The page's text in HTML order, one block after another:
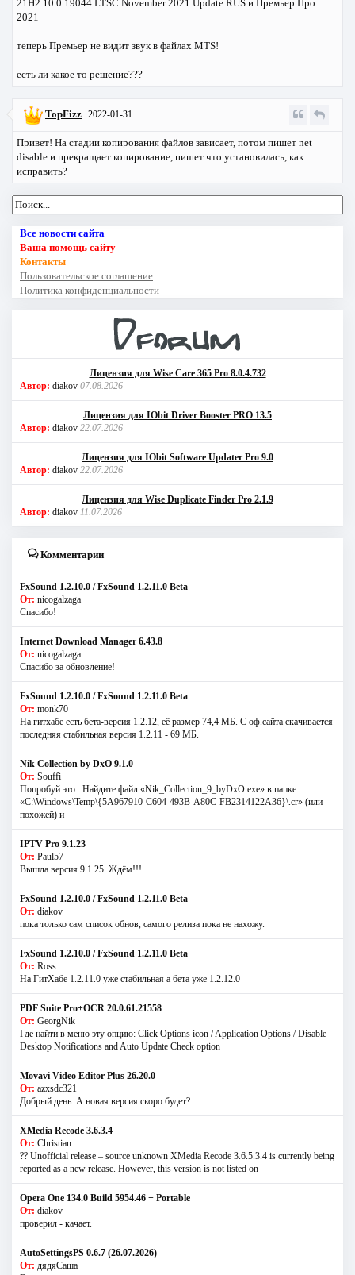
21H2 10.0.19044 LTSC November 2021 Update RUS и Премьер Про
2021
теперь Премьер не видит звук в файлах MTS!
есть ли какое то решение???
TopFizz 2022-01-31
Привет! На стадии копирования файлов зависает, потом пишет net
disable и прекращает копирование, пишет что установилась, как
исправить?
Все новости сайта
Ваша помощь сайту
Контакты
Пользовательское соглашение
Политика конфиденциальности
Лицензия для Wise Care 365 Pro 8.0.4.732
Автор: diakov 07.08.2026
Лицензия для IObit Driver Booster PRO 13.5
Автор: diakov 22.07.2026
Лицензия для IObit Software Updater Pro 9.0
Автор: diakov 22.07.2026
Лицензия для Wise Duplicate Finder Pro 2.1.9
Автор: diakov 11.07.2026
Комментарии
FxSound 1.2.10.0 / FxSound 1.2.11.0 Beta
От: nicogalzaga
Спасибо!
Internet Download Manager 6.43.8
От: nicogalzaga
Спасибо за обновление!
FxSound 1.2.10.0 / FxSound 1.2.11.0 Beta
От: monk70
На гитхабе есть бета-версия 1.2.12, её размер 74,4 МБ. С оф.сайта скачивается
последняя стабильная версия 1.2.11 - 69 МБ.
Nik Collection by DxO 9.1.0
От: Souffi
Попробуй это : Найдите файл «Nik_Collection_9_byDxO.exe» в папке
«C:\Windows\Temp\{5A967910-C604-493B-A80C-FB2314122A36}\.cr» (или
похожей) и
IPTV Pro 9.1.23
От: Paul57
Вышла версия 9.1.25. Ждём!!!
FxSound 1.2.10.0 / FxSound 1.2.11.0 Beta
От: diakov
пока только сам список обнов, самого релиза пока не нахожу.
FxSound 1.2.10.0 / FxSound 1.2.11.0 Beta
От: Ross
На ГитХабе 1.2.11.0 уже стабильная а бета уже 1.2.12.0
PDF Suite Pro+OCR 20.0.61.21558
От: GeorgNik
Где найти в меню эту опцию: Click Options icon / Application Options / Disable
Desktop Notifications and Auto Update Check option
Movavi Video Editor Plus 26.20.0
От: azxsdc321
Добрый день. А новая версия скоро будет?
XMedia Recode 3.6.3.4
От: Christian
?? Unofficial release – source unknown XMedia Recode 3.6.5.3.4 is currently being
reported as a new release. However, this version is not listed on
Opera One 134.0 Build 5954.46 + Portable
От: diakov
проверил - качает.
AutoSettingsPS 0.6.7 (26.07.2026)
От: дядяСаша